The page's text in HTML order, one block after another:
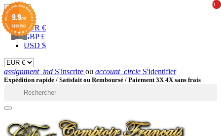
EUR 
EUR €
GBP £
USD $
assignment_ind S'inscrire ou account_circle S'identifier
Expédition rapide / Satisfait ou Remboursé / Paiement 3X 4X sans frais
0
0
9.9/10
1439 AVIS